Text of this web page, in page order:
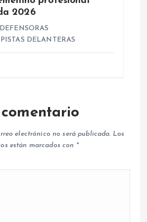
2026
DELANTERAS
electrónico no será publicada. Los
están marcados con *